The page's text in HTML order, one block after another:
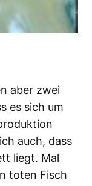
aber zwei
es sich um
auch, dass
liegt. Mal
toten Fisch